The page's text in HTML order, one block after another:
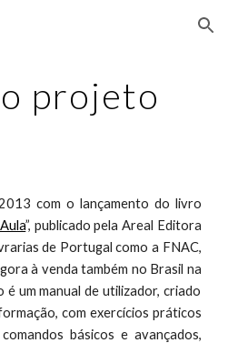
Skip to navigation
projeto
com o lançamento do livro
”, publicado pela Areal Editora
de Portugal como a FNAC,
à venda também no Brasil na
é um manual de utilizador, criado
com exercícios práticos
básicos e avançados,